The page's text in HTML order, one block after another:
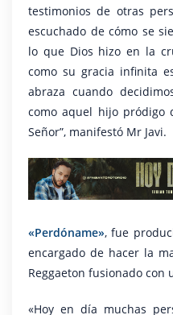
testimonios de otras
escuchado de cómo se
lo que Dios hizo en la
como su gracia infinita
abraza cuando
como aquel hijo pródigo
Señor”, manifestó Mr Javi.
«Perdóname», fue
encargado de hacer la
Reggaeton fusionado con
«Hoy en día muchas